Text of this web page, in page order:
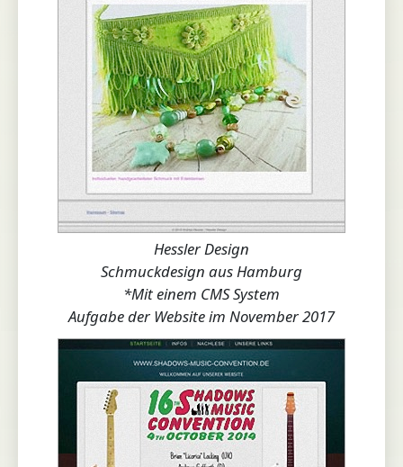
Hessler Design
Schmuckdesign aus Hamburg
*Mit einem CMS System
Aufgabe der Website im November 2017